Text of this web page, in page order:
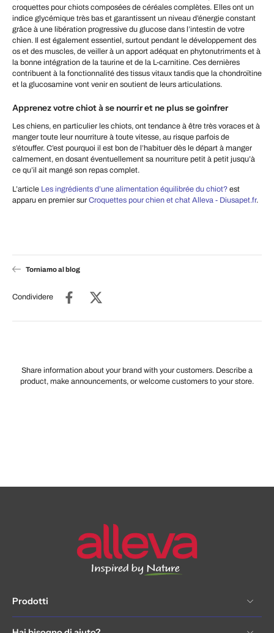
croquettes pour chiots composées de céréales complètes. Elles ont un
indice glycémique très bas et garantissent un niveau d’énergie constant
grâce à une libération progressive du glucose dans l’intestin de votre
chien. Il est également essentiel, surtout pendant le développement des
os et des muscles, de veiller à un apport adéquat en phytonutriments et à
la bonne intégration de la taurine et de la L-carnitine. Ces dernières
contribuent à la fonctionnalité des tissus vitaux tandis que la chondroïtine
et la glucosamine vont venir en soutient de leurs articulations.
Apprenez votre chiot à se nourrir et ne plus se goinfrer
Les chiens, en particulier les chiots, ont tendance à être très voraces et à
manger toute leur nourriture à toute vitesse, au risque parfois de
s’étouffer. C’est pourquoi il est bon de l’habituer dès le départ à manger
calmement, en dosant éventuellement sa nourriture petit à petit jusqu’à
ce qu’il ait mangé son repas complet.
L’article Les ingrédients d’une alimentation équilibrée du chiot? est
apparu en premier sur Croquettes pour chien et chat Alleva - Diusapet.fr.
Torniamo al blog
Condividere
Share information about your brand with your customers. Describe a
product, make announcements, or welcome customers to your store.
Prodotti